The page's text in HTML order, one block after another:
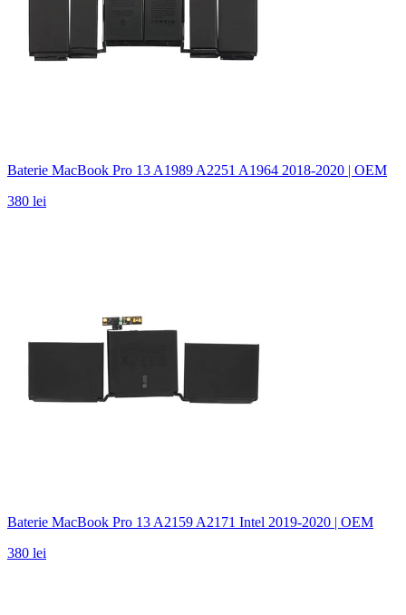
Baterie MacBook Pro 13 A1989 A2251 A1964 2018-2020 | OEM
380 lei
Baterie MacBook Pro 13 A2159 A2171 Intel 2019-2020 | OEM
380 lei